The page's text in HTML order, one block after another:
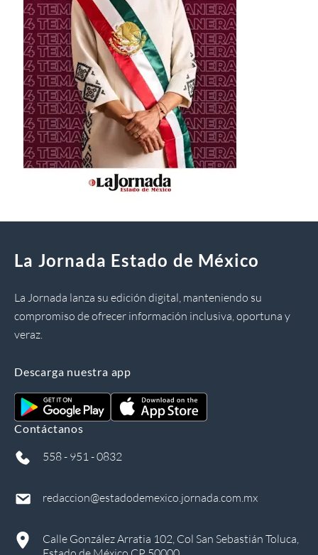
La Jornada Estado de México
La Jornada lanza su edición digital, manteniendo su
compromiso de ofrecer información inclusiva, oportuna y
veraz.
Descarga nuestra app
Contáctanos
558 - 951 - 0832
redaccion@estadodemexico.jornada.com.mx
Calle González Arratia 102, Col San Sebastián Toluca,